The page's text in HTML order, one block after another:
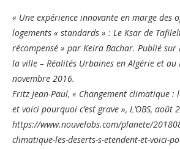
« Une expérience innovante en marge des
logements « standards » : Le Ksar de
récompensé » par Keira Bachar. Publié sur
la ville – Réalités Urbaines en Algérie et au
novembre 2016.
Fritz Jean-Paul, « Changement climatique :
et voici pourquoi c’est grave », L’OBS,
https://www.nouvelobs.com/planete/
climatique-les-deserts-s-etendent-et-voici-